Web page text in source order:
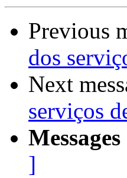
Previous
dos
Next
serviços
]